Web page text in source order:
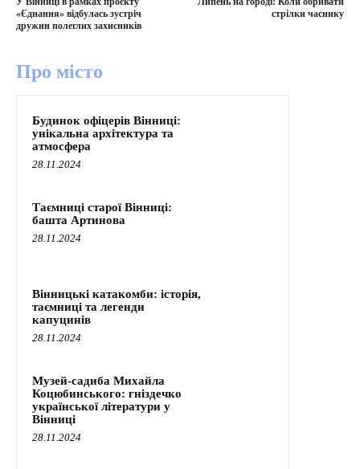
«Єднання» відбулась зустріч
дружин полеглих захисників
стрілки часнику
Про місто
Будинок офіцерів Вінниці:
унікальна архітектура та
атмосфера
28.11.2024
Таємниці старої Вінниці:
башта Артинова
28.11.2024
Вінницькі катакомби: історія,
таємниці та легенди
капуцинів
28.11.2024
Музей-садиба Михайла
Коцюбинського: гніздечко
української літератури у
Вінниці
28.11.2024